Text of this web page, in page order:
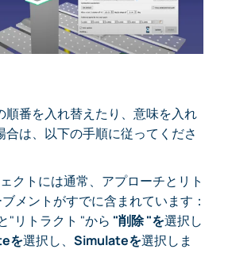
順番を入れ替えたり、意味を入れ
合は、以下の手順に従ってくださ
クトには通常、アプローチとリト
メントがすでに含まれています：
"リトラクト "から "削除 "を選択し
を選択し、 Simulateを選択しま